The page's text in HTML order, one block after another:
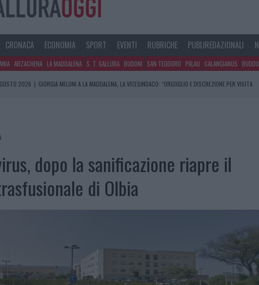
CRONACA ECONOMIA SPORT EVENTI RUBRICHE PUBLIREDAZIONALI
ARZACHENA LA MADDALENA S. T. GALLURA BUDONI SAN TEODORO PALAU CALANGIANUS
2026 | GIORGIA MELONI A LA MADDALENA, LA VICESINDACO: “ORGOGLIO E DISCREZIONE PER VISITA
JOVANOTTI, GABRY PONTE E ALFA: OLBIA OMBELICO DEL MONDO PER UNA NOTTE
dopo la sanificazione riapre il
di Olbia